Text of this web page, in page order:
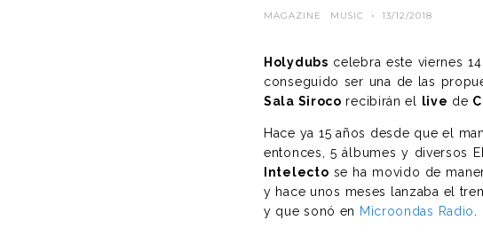
MAGAZINE MUSIC · 13/12/2018
Holydubs celebra este viernes
conseguido ser una de las
Sala Siroco recibirán el live de
Hace ya 15 años desde que el
entonces, 5 álbumes y diversos
Intelecto se ha movido de
y hace unos meses lanzaba el
y que sonó en Microondas Radio.